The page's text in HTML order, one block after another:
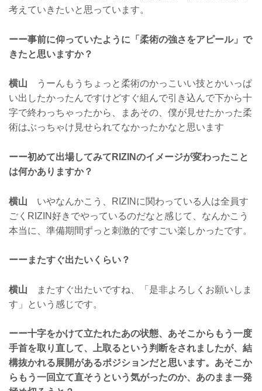
考えていきたいと思っています。
ーー事前に仰っていたように「柔術の強さをアピール」で
きたと思いますか？
横山 うーんもうちょっと柔術のかっこいい技とかいっぱ
い出したかったんですけどすぐ組んで引き込んで下から十
字で終わっちゃったから、まあその、僕が見せたかった柔
術はぶっちゃけ見せられてなかったかなと思います
ーー初めて出場してみてRIZINのイメージが変わったこと
は何かありますか？
横山 いやなんかこう、RIZINに関わっている人は全員す
ごくRIZIN好きでやっているのだなと感じて、なんかこう
本当に、準備期間ずっと刺激的ですごい楽しかったです。
ーーまたすぐ出たいくらい？
横山 またすぐ出たいですね、「是非よろしくお願いしま
す」という感じです。
ーー十字をかけて立たれたあの状態、あそこからもう一度
手首を取り直して、上取るという判断をされましたが、結
構抜かれる展開があるポジションだと思います。あそこか
らもう一回立て直そうという気がったのか、あのまま一発